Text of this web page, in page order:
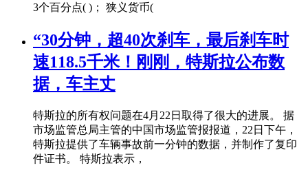
3个百分点( )； 狭义货币(
“30分钟，超40次刹车，最后刹车时
速118.5千米！刚刚，特斯拉公布数
据，车主丈
特斯拉的所有权问题在4月22日取得了很大的进展。 据
市场监管总局主管的中国市场监管报报道，22日下午，
特斯拉提供了车辆事故前一分钟的数据，并制作了复印
件证书。 特斯拉表示，